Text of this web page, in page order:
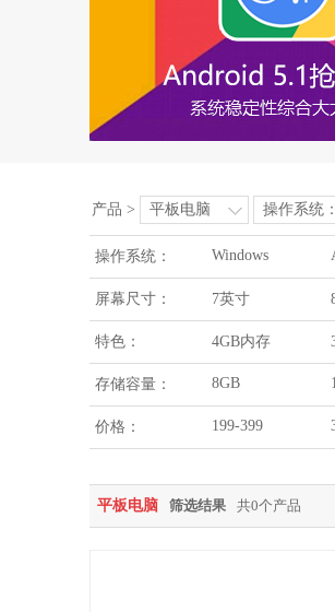
产品 > 平板电脑 操作系统：
操作系统： Windows
屏幕尺寸： 7英寸
特色： 4GB内存
存储容量： 8GB
价格： 199-399
平板电脑 筛选结果 共0个产品